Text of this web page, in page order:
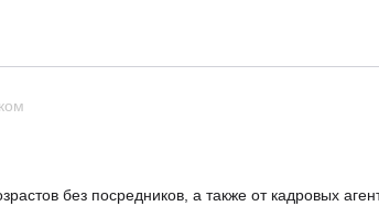
без посредников, а также от кадровых